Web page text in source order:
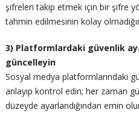
şifreleri takip etmek için bir şifre
tahmin edilmesinin kolay
3) Platformlardaki güvenlik
güncelleyin
Sosyal medya platformlarındaki
anlayıp kontrol edin; her zaman
düzeyde ayarlandığından emin